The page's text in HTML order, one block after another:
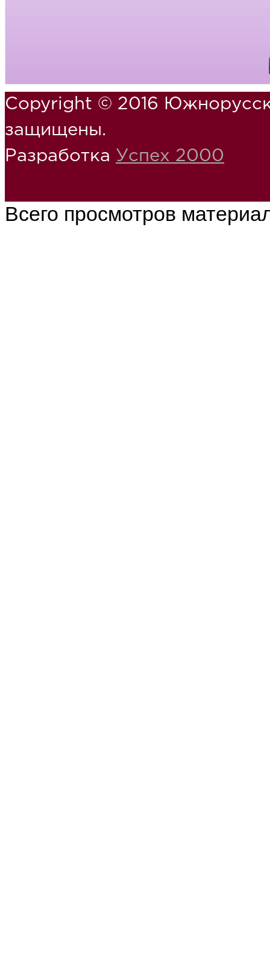
Copyright © 2016
защищены.
Разработка Успех 2000
Всего просмотров